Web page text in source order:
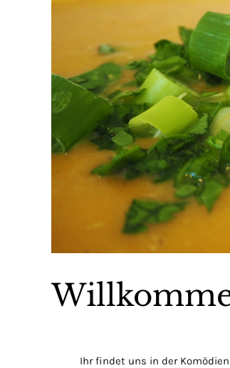
Ihr findet uns in der